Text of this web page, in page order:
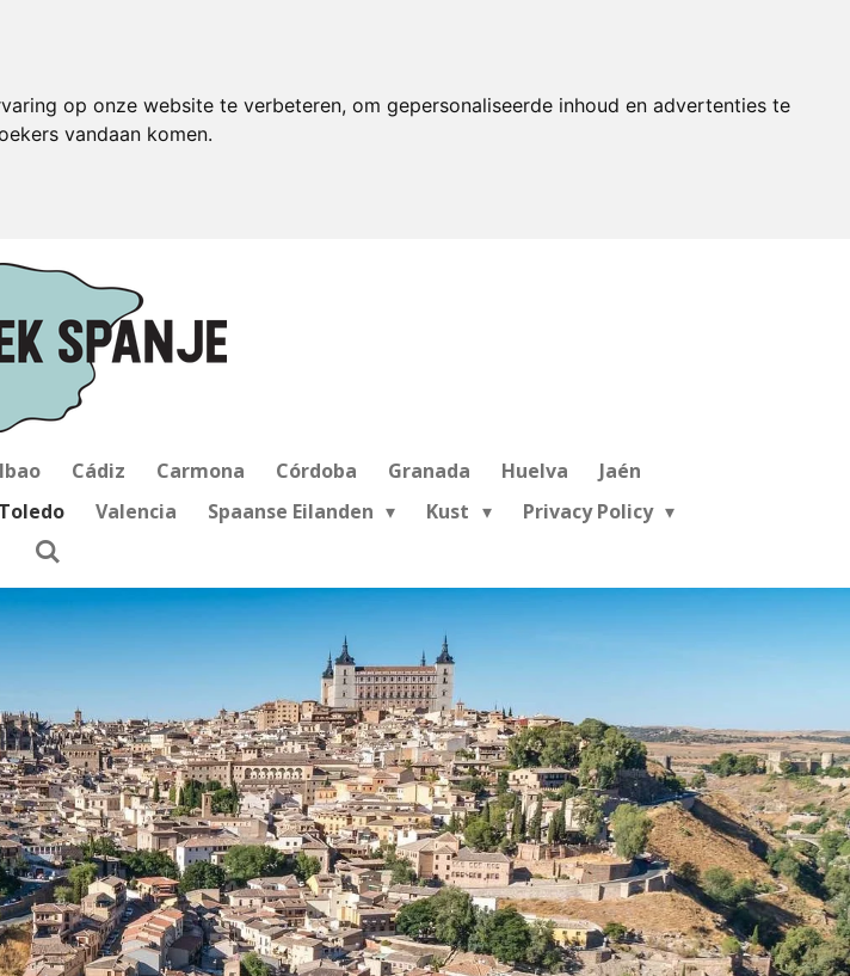
op onze website te verbeteren, om gepersonaliseerde inhoud en advertenties te
vandaan komen.
Cádiz Carmona Córdoba Granada Huelva
Jaén
Toledo Valencia Spaanse Eilanden Kust Privacy Policy